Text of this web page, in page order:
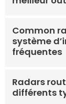
Common
système
fréquentes
Radars
différents